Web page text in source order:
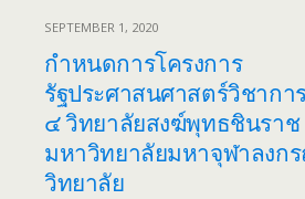
SEPTEMBER 1, 2020
กำหนดการโครงการ
รัฐประศาสนศาสตร์วิชากา
๔ วิทยาลัยสงฆ์พุทธชินราช
มหาวิทยาลัยมหาจุฬาลงก
วิทยาลัย